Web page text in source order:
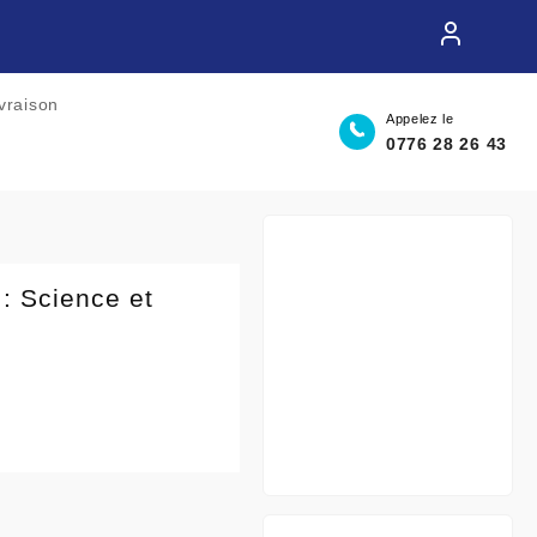
Appelez le
0776 28 26 43
Science et